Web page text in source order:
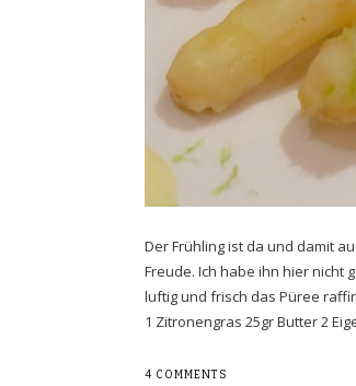
Der Frühling ist da und damit
Freude. Ich habe ihn hier nicht
luftig und frisch das Püree
1 Zitronengras 25gr Butter 2
4 COMMENTS